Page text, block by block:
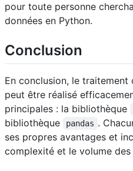
pour toute personne
données en Python.
Conclusion
En conclusion, le traitement
peut être réalisé
principales : la bibliothèque
bibliothèque
pandas .
ses propres avantages et
complexité et le volume